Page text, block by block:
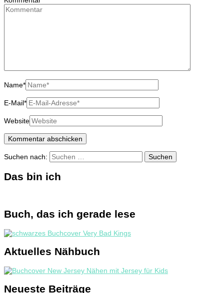
Name*
E-Mail*
Website
Suchen nach:
Das bin ich
Buch, das ich gerade lese
Aktuelles Nähbuch
Neueste Beiträge